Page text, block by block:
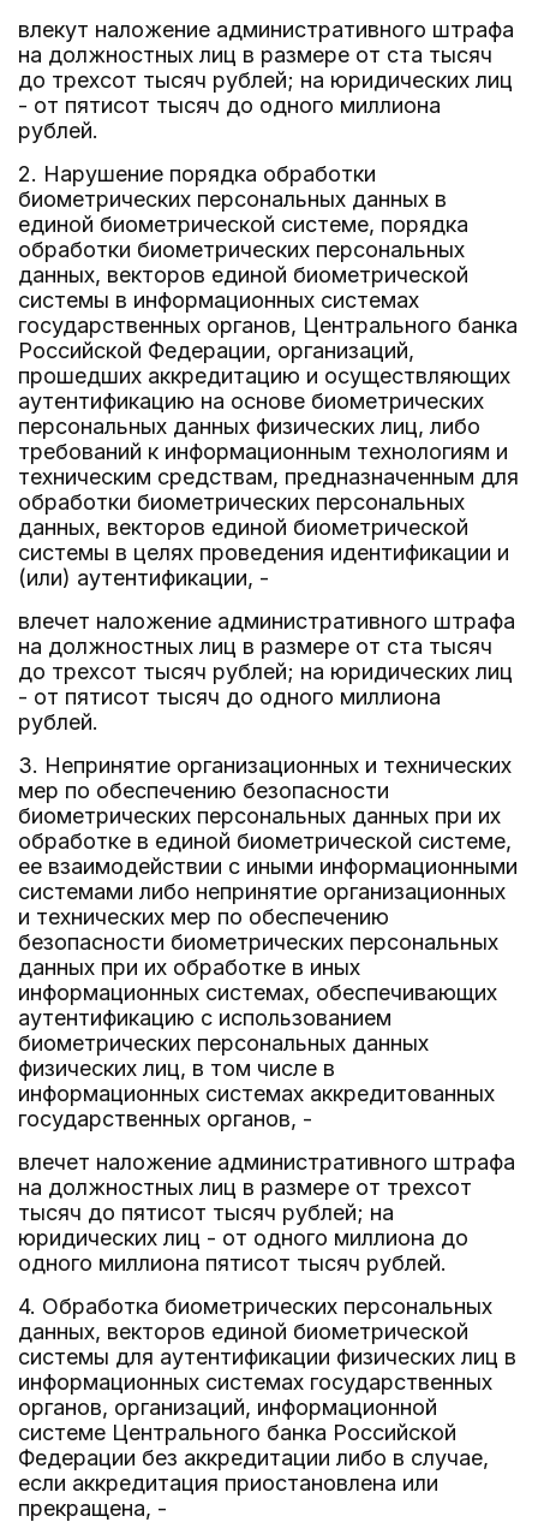
влекут наложение административного штрафа
на должностных лиц в размере от ста тысяч
до трехсот тысяч рублей; на юридических лиц
- от пятисот тысяч до одного миллиона
рублей.
2. Нарушение порядка обработки
биометрических персональных данных в
единой биометрической системе, порядка
обработки биометрических персональных
данных, векторов единой биометрической
системы в информационных системах
государственных органов, Центрального банка
Российской Федерации, организаций,
прошедших аккредитацию и осуществляющих
аутентификацию на основе биометрических
персональных данных физических лиц, либо
требований к информационным технологиям и
техническим средствам, предназначенным для
обработки биометрических персональных
данных, векторов единой биометрической
системы в целях проведения идентификации и
(или) аутентификации, -
влечет наложение административного штрафа
на должностных лиц в размере от ста тысяч
до трехсот тысяч рублей; на юридических лиц
- от пятисот тысяч до одного миллиона
рублей.
3. Непринятие организационных и технических
мер по обеспечению безопасности
биометрических персональных данных при их
обработке в единой биометрической системе,
ее взаимодействии с иными информационными
системами либо непринятие организационных
и технических мер по обеспечению
безопасности биометрических персональных
данных при их обработке в иных
информационных системах, обеспечивающих
аутентификацию с использованием
биометрических персональных данных
физических лиц, в том числе в
информационных системах аккредитованных
государственных органов, -
влечет наложение административного штрафа
на должностных лиц в размере от трехсот
тысяч до пятисот тысяч рублей; на
юридических лиц - от одного миллиона до
одного миллиона пятисот тысяч рублей.
4. Обработка биометрических персональных
данных, векторов единой биометрической
системы для аутентификации физических лиц в
информационных системах государственных
органов, организаций, информационной
системе Центрального банка Российской
Федерации без аккредитации либо в случае,
если аккредитация приостановлена или
прекращена, -